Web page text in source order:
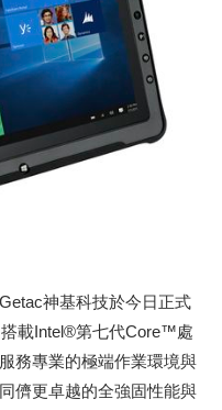
神基科技於今日正式
載Intel®第七代Core™處
務專業的極端作業環境與
儕更卓越的全強固性能與